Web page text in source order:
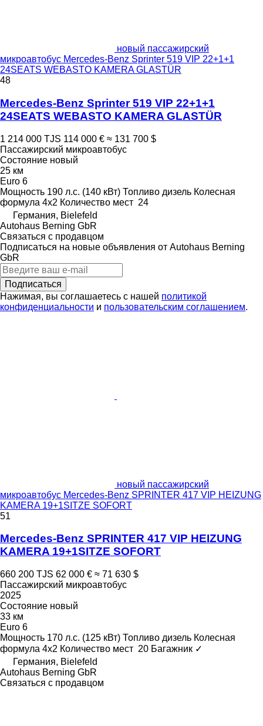
новый пассажирский
микроавтобус Mercedes-Benz Sprinter 519 VIP 22+1+1
24SEATS WEBASTO KAMERA GLASTÜR
48
Mercedes-Benz Sprinter 519 VIP 22+1+1
24SEATS WEBASTO KAMERA GLASTÜR
1 214 000 TJS 114 000 € ≈ 131 700 $
Пассажирский микроавтобус
Состояние новый
25 км
Euro 6
Мощность 190 л.с. (140 кВт) Топливо дизель Колесная
формула 4x2 Количество мест 24
Германия, Bielefeld
Autohaus Berning GbR
Связаться с продавцом
Подписаться на новые объявления от Autohaus Berning
GbR
Подписаться
Нажимая, вы соглашаетесь с нашей политикой
конфиденциальности и пользовательским соглашением.
новый пассажирский
микроавтобус Mercedes-Benz SPRINTER 417 VIP HEIZUNG
KAMERA 19+1SITZE SOFORT
51
Mercedes-Benz SPRINTER 417 VIP HEIZUNG
KAMERA 19+1SITZE SOFORT
660 200 TJS 62 000 € ≈ 71 630 $
Пассажирский микроавтобус
2025
Состояние новый
33 км
Euro 6
Мощность 170 л.с. (125 кВт) Топливо дизель Колесная
формула 4x2 Количество мест 20 Багажник ✓
Германия, Bielefeld
Autohaus Berning GbR
Связаться с продавцом